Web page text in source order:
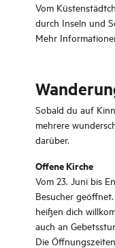
Vom
durch Inseln und
Mehr
Sobald du auf
mehrere
darüber.
Offene Kirche
Vom 23. Juni bis
Besucher
heißen dich
auch an
Die